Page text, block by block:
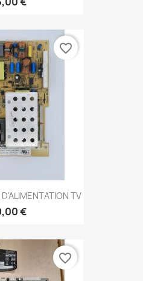
TV
€
favorite_border
favorite_border